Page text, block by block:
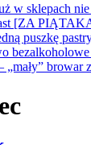
w sklepach
[ZA
puszkę
„mały”